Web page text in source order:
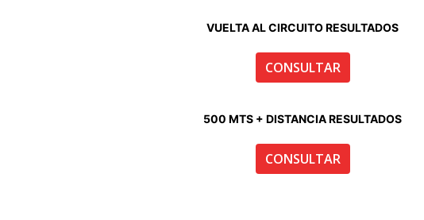
VUELTA AL CIRCUITO RESULTADOS
CONSULTAR
500 MTS + DISTANCIA RESULTADOS
CONSULTAR